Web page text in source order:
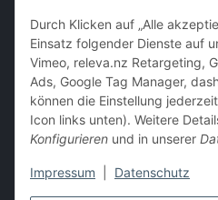
Durch Klicken auf „Alle
Einsatz folgender Dienste auf
Vimeo, releva.nz Retargeting,
Ads, Google Tag Manager,
können die Einstellung
Icon links unten). Weitere
Konfigurieren und in unserer
Impressum Datenschutz
Barzahlung bei Abholung